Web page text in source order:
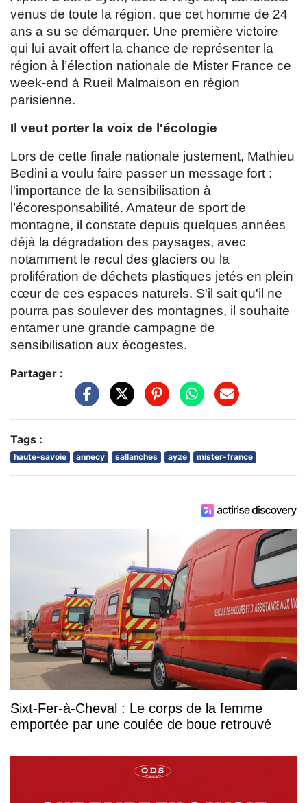
venus de toute la région, que cet homme de 24
ans a su se démarquer. Une première victoire
qui lui avait offert la chance de représenter la
région à l’élection nationale de Mister France ce
week-end à Rueil Malmaison en région
parisienne.
Il veut porter la voix de l'écologie
Lors de cette finale nationale justement, Mathieu
Bedini a voulu faire passer un message fort :
l'importance de la sensibilisation à
l’écoresponsabilité. Amateur de sport de
montagne, il constate depuis quelques années
déjà la dégradation des paysages, avec
notamment le recul des glaciers ou la
prolifération de déchets plastiques jetés en plein
cœur de ces espaces naturels. S'il sait qu'il ne
pourra pas soulever des montagnes, il souhaite
entamer une grande campagne de
sensibilisation aux écogestes.
Partager :
Tags :
haute-savoie annecy sallanches ayze mister-france
Sixt-Fer-à-Cheval : Le corps de la femme
emportée par une coulée de boue retrouvé